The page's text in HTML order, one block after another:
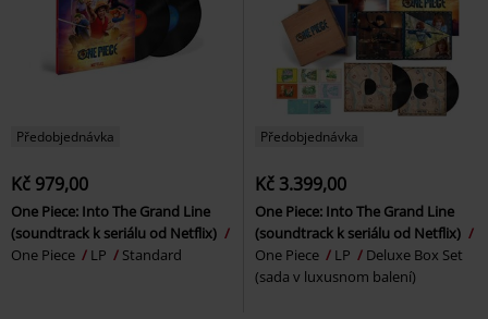
Předobjednávka
Kč 979,00
One Piece: Into The Grand Line
(soundtrack k seriálu od Netflix)
One Piece
LP Standard
Předobjednávka
Kč 3.399,00
One Piece: Into The Grand Line
(soundtrack k seriálu od Netflix)
One Piece
LP
Deluxe Box Set
(sada v luxusnom balení)